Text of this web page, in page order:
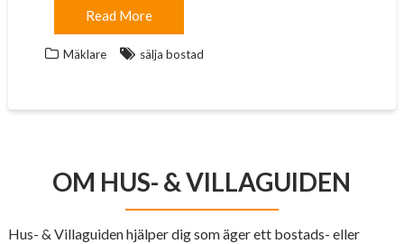
Read More
Mäklare sälja bostad
OM HUS- & VILLAGUIDEN
Hus- & Villaguiden hjälper dig som äger ett bostads- eller